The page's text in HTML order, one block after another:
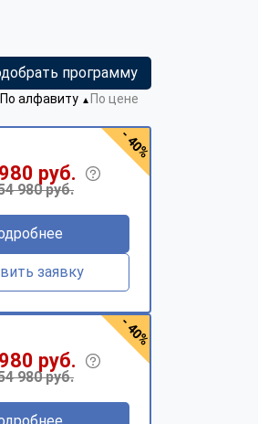
программу
По алфавиту ▼ По цене
руб.
980 руб.
заявку
- 40%
руб.
980 руб.
- 40%